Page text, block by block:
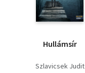
Hullámsír
Szlavicsek Judit